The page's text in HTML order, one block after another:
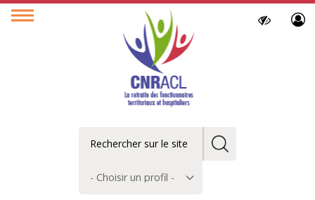
Paramètres
profil
Ouvrir